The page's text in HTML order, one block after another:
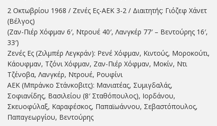
2 Οκτωβρίου 1968 / Ζενές Ες-ΑΕΚ 3-2 / Διαιτητής: Γιόζεφ Χάνετ
(Βέλγος)
(Ζαν-Πιέρ Χόφμαν 6′, Ντρουέ 40′, Λανγκέρ 77′ – Βεντούρης 16′,
33′)
Ζενές Ες (Ζιλμπέρ Λεγκράν): Ρενέ Χόφμαν, Κιντούς, Μοροκούτι,
Κάουφμαν, Τζόνι Χόφμαν, Ζαν-Πιέρ Χόφμαν, Μοκίν, Ντι
Τζένοβα, Λανγκέρ, Ντρουέ, Ρουφίνι
ΑΕΚ (Μπράνκο Στάνκοβιτς): Μανιατέας, Συμιγδαλάς,
Σοφιανίδης, Βασιλείου (8′ Σταθόπουλος), Ιορδάνου,
Σκευοφύλαξ, Καραφέσκος, Παπαϊωάννου, Σεβαστόπουλος,
Παπαγεωργίου, Βεντούρης